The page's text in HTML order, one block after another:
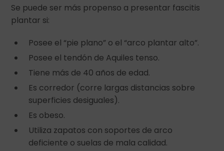
Se puede ser más propenso a presentar fascitis
plantar si:
Posee el “pie plano” o el “arco plantar alto”.
Posee el tendón de Aquiles tenso.
Tiene más de 40 años de edad.
Es corredor (corre largas distancias sobre
superficies desiguales).
Es obeso.
Utiliza zapatos con soportes de arco
deficiente o suelas de mala calidad.